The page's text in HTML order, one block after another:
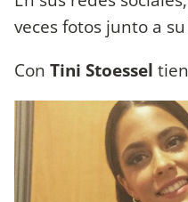
veces fotos junto a
Con Tini Stoessel